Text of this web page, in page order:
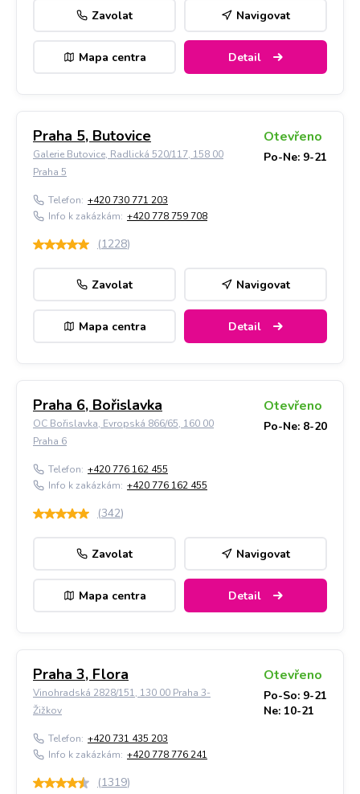
Zavolat Navigovat
Mapa centra Detail
Praha 5, Butovice
Galerie Butovice, Radlická 520/117, 158 00
Praha 5
Otevřeno
Po-Ne: 9-21
Telefon: +420 730 771 203
Info k zakázkám: +420 778 759 708
(1228)
Zavolat Navigovat
Mapa centra Detail
Praha 6, Bořislavka
OC Bořislavka, Evropská 866/65, 160 00
Praha 6
Otevřeno
Po-Ne: 8-20
Telefon: +420 776 162 455
Info k zakázkám: +420 776 162 455
(342)
Zavolat Navigovat
Mapa centra Detail
Praha 3, Flora
Vinohradská 2828/151, 130 00 Praha 3-
Žižkov
Otevřeno
Po-So: 9-21
Ne: 10-21
Telefon: +420 731 435 203
Info k zakázkám: +420 778 776 241
(1319)